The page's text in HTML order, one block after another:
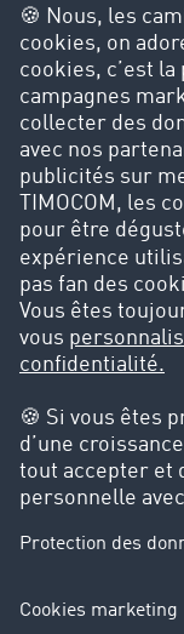
données.
Je peux révoquer
de détails sur le
des données
Vous pouvez
blanc au prix
nous un e-
Plus de 55
à la